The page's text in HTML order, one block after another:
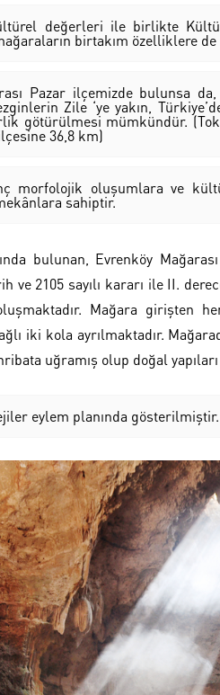
değerleri ile birlikte
birtakım özelliklere
Pazar ilçemizde bulunsa da,
Zile ‘ye yakın,
götürülmesi mümkündür.
36,8 km)
morfolojik oluşumlara ve
sahiptir.
bulunan, Evrenköy
ve 2105 sayılı kararı ile II.
Mağara girişten
iki kola ayrılmaktadır.
uğramış olup doğal
eylem planında gösterilmiştir.